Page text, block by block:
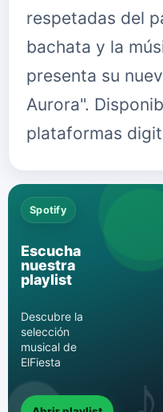
respetadas del
bachata y la
presenta su
Aurora".
plataformas
Spotify
Escucha
nuestra
playlist
Descubre la
selección
musical de
ElFiesta